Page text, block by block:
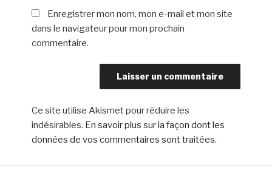
Enregistrer mon nom, mon e-mail et mon site
dans le navigateur pour mon prochain
commentaire.
Ce site utilise Akismet pour réduire les
indésirables. En savoir plus sur la façon dont les
données de vos commentaires sont traitées.